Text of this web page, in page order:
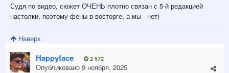
Судя по видео, сюжет ОЧЕНЬ плотно связан с 5-й редакцией
настолки, поэтому фены в восторге, а мы - нет)
Наверх
Happyface 2 572
Опубликовано 9 ноября, 2025